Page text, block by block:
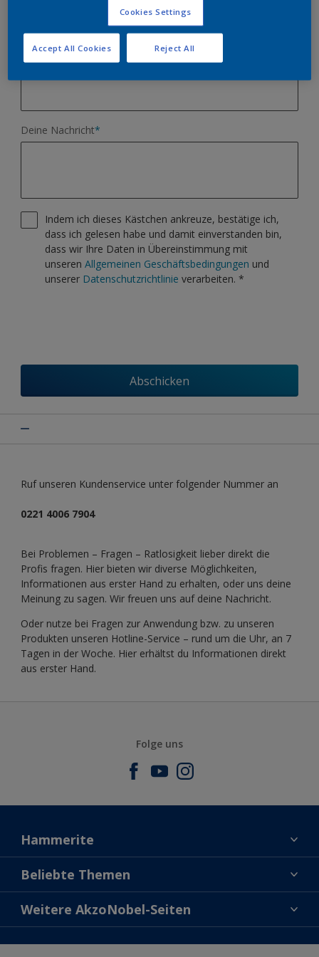
Webseiten Feedback
Andere
Telefon
Deine Nachricht*
Indem ich dieses Kästchen ankreuze, bestätige ich,
dass ich gelesen habe und damit einverstanden bin,
dass wir Ihre Daten in Übereinstimmung mit
unseren Allgemeinen Geschäftsbedingungen und
unserer Datenschutzrichtlinie verarbeiten. *
Abschicken
Ruf unseren Kundenservice unter folgender Nummer an
0221 4006 7904
Bei Problemen – Fragen – Ratlosigkeit lieber direkt die
Profis fragen. Hier bieten wir diverse Möglichkeiten,
Informationen aus erster Hand zu erhalten, oder uns deine
Meinung zu sagen. Wir freuen uns auf deine Nachricht.
Oder nutze bei Fragen zur Anwendung bzw. zu unseren
Produkten unseren Hotline-Service – rund um die Uhr, an 7
Tagen in der Woche. Hier erhältst du Informationen direkt
aus erster Hand.
Folge uns
Hammerite
Kontaktiere uns
Finde einen Händler
Über uns
Beliebte Themen
Direkt auf Rost
Farben
Fragen und Antworten
Weitere AkzoNobel-Seiten
Cookies Settings
Reject All
Accept All Cookies